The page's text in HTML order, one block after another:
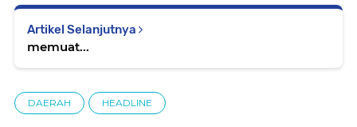
Artikel Selanjutnya
memuat...
DAERAH HEADLINE